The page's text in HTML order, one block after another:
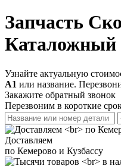
Запчасть
Каталожный
Узнайте актуальную
А1 или название.
Закажите обратный звонок
Перезвоним в короткие
Доставляем
по Кемерово и Кузбассу